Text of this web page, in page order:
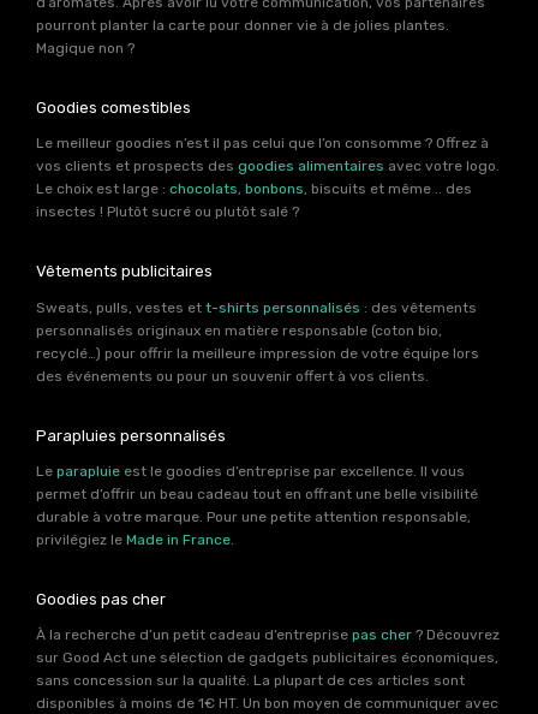
pourront planter la carte pour donner vie à de jolies plantes.
Magique non ?
Goodies comestibles
Le meilleur goodies n’est il pas celui que l’on consomme ? Offrez à
vos clients et prospects des goodies alimentaires avec votre logo.
Le choix est large : chocolats, bonbons, biscuits et même .. des
insectes ! Plutôt sucré ou plutôt salé ?
Vêtements publicitaires
Sweats, pulls, vestes et t-shirts personnalisés : des vêtements
personnalisés originaux en matière responsable (coton bio,
recyclé…) pour offrir la meilleure impression de votre équipe lors
des événements ou pour un souvenir offert à vos clients.
Parapluies personnalisés
Le parapluie est le goodies d’entreprise par excellence. Il vous
permet d’offrir un beau cadeau tout en offrant une belle visibilité
durable à votre marque. Pour une petite attention responsable,
privilégiez le Made in France.
Goodies pas cher
À la recherche d’un petit cadeau d’entreprise pas cher ? Découvrez
sur Good Act une sélection de gadgets publicitaires économiques,
sans concession sur la qualité. La plupart de ces articles sont
disponibles à moins de 1€ HT. Un bon moyen de communiquer avec